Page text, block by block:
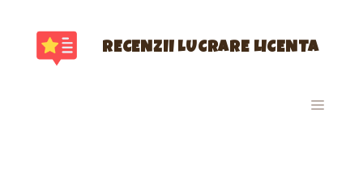
conținut
RECENZII LUCRARE LICENTA
MENIU